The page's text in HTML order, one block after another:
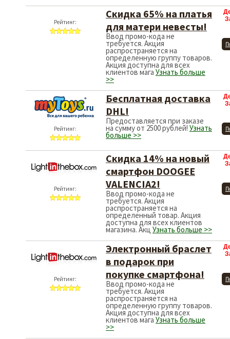
Рейтинг:
Скидка 65% на платья
для матери невесты!
Ввод промо-кода не
требуется. Акция
распространяется на
определенную группу товаров.
Акция доступна для всех
клиентов мага Узнать больше
>>
Рейтинг:
Бесплатная доставка
DHL!
Предоставляется при заказе
на сумму от 2500 рублей! Узнать
больше >>
Рейтинг:
Скидка 14% на новый
смартфон DOOGEE
VALENCIA2!
Ввод промо-кода не
требуется. Акция
распространяется на
определенный товар. Акция
доступна для всех клиентов
магазина. Акц Узнать больше >>
Рейтинг:
Электронный браслет
в подарок при
покупке смартфона!
Ввод промо-кода не
требуется. Акция
распространяется на
определенную группу товаров.
Акция доступна для всех
клиентов мага Узнать больше
>>